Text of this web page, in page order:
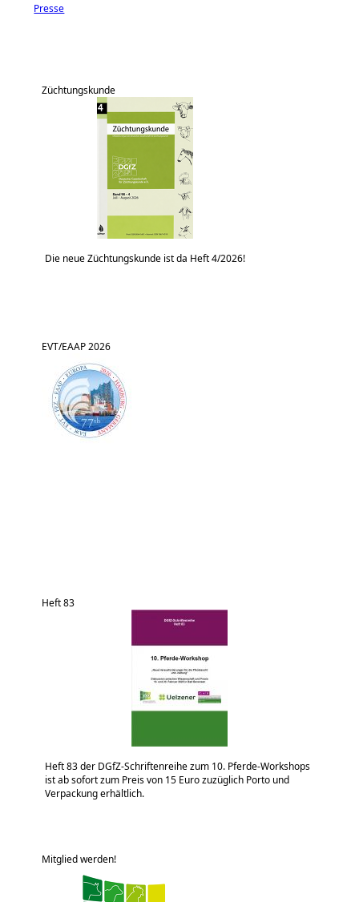
Presse
Züchtungskunde
Die neue Züchtungskunde ist da Heft 4/2026!
EVT/EAAP 2026
Heft 83
Heft 83 der DGfZ-Schriftenreihe zum 10. Pferde-Workshops
ist ab sofort zum Preis von 15 Euro zuzüglich Porto und
Verpackung erhältlich.
Mitglied werden!